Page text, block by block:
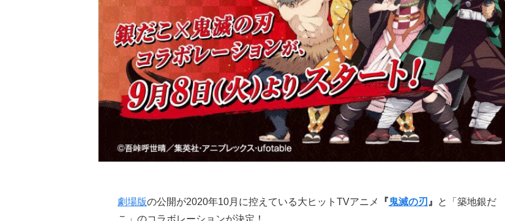
劇場版の公開が2020年10月に控えている大ヒットTVアニメ 『鬼滅の刃 』
と「築地銀だ
こ」のコラボレーションが決定！